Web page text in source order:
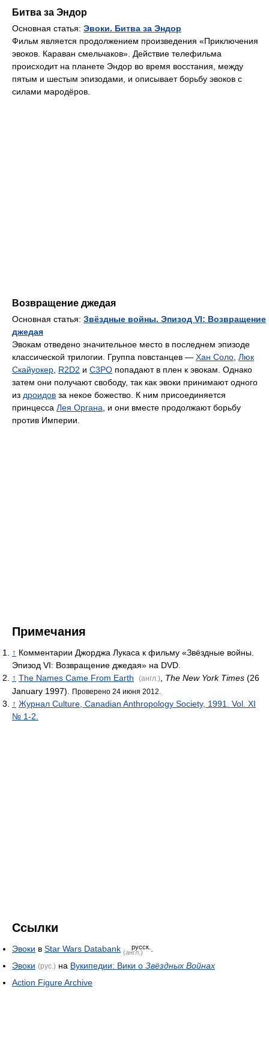
Битва за Эндор
Основная статья: Эвоки. Битва за Эндор
Фильм является продолжением произведения «Приключения
эвоков. Караван смельчаков». Действие телефильма
происходит на планете Эндор во время восстания, между
пятым и шестым эпизодами, и описывает борьбу эвоков с
силами мародёров.
Возвращение джедая
Основная статья: Звёздные войны. Эпизод VI: Возвращение
джедая
Эвокам отведено значительное место в последнем эпизоде
классической трилогии. Группа повстанцев — Хан Соло Люк
Скайуокер R2D2 и C3PO попадают в плен к эвокам. Однако
затем они получают свободу, так как эвоки принимают одного
из дроидов за некое божество. К ним присоединяется
принцесса Лея Органа , и они вместе продолжают борьбу
против Империи.
Примечания
↑ Комментарии Джорджа Лукаса к фильму «Звёздные войны.
Эпизод VI: Возвращение джедая» на DVD.
↑ The Names Came From Earth (англ.) The New York Times (26
January 1997).
Проверено 24 июня 2012.
↑ Журнал Culture, Canadian Anthropology Society, 1991. Vol. XI
№ 1-2.
Ссылки
Эвоки в Star Wars Databank (англ.)
русск.
Эвоки (рус.) на Вукипедии: Вики о Звёздных Войнах
Action Figure Archive